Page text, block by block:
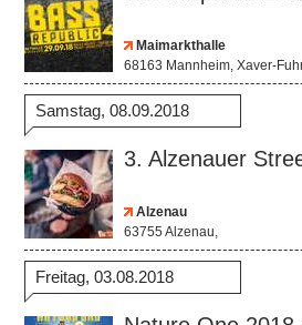
Maimarkthalle
68163 Mannheim, Xaver-
Samstag, 08.09.2018
3. Alzenauer
Alzenau
63755 Alzenau,
Freitag, 03.08.2018